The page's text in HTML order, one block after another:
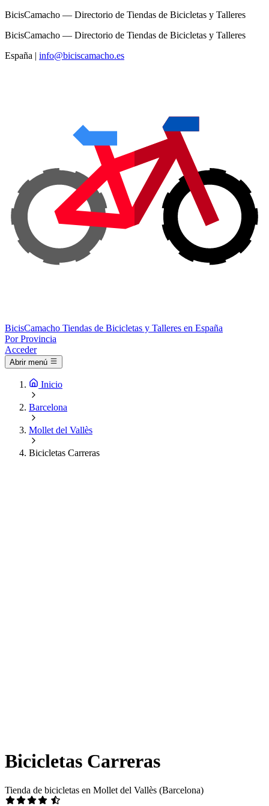
BicisCamacho — Directorio de Tiendas de Bicicletas y Talleres
BicisCamacho — Directorio de Tiendas de Bicicletas y Talleres
España | info@biciscamacho.es
BicisCamacho Tiendas de Bicicletas y Talleres en España
Por Provincia
Acceder
Abrir menú
Inicio
Barcelona
Mollet del Vallès
Bicicletas Carreras
Bicicletas Carreras
Tienda de bicicletas en Mollet del Vallès (Barcelona)